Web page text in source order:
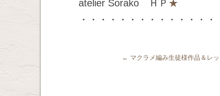
atelier Sorako ＨＰ ★
・・・・・・・・・・・・・・
← マクラメ編み生徒様作品＆レ